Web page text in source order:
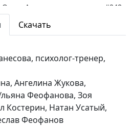
Ольга Аванесова,
Жукова, Ангелика
Феофанова, Зоя
Коваженкова, Кирилл
Костерин, Натан Усатый,
Самуил Усатый, Вячеслав
#248
Скачать
психолог-тренер,
Ангелина Жукова,
Феофанова, Зоя
Костерин, Натан Усатый,
Феофанов